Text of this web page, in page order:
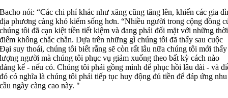
Bacho nói: “Các chi phí khác như xăng cũng tăng lên, khiến các gia
địa phương càng khó kiếm sống hơn. “Nhiều người trong cộng đồng
chúng tôi đã cạn kiệt tiền tiết kiệm và đang phải đối mặt với những thời
điểm không chắc chắn. Dựa trên những gì chúng tôi đã thấy sau cuộc
Đại suy thoái, chúng tôi biết rằng sẽ còn rất lâu nữa chúng tôi mới thấy
lượng người mà chúng tôi phục vụ giảm xuống theo bất kỳ cách nào
đáng kể - nếu có. Chúng tôi phải gồng mình để phục hồi lâu dài - và
đó có nghĩa là chúng tôi phải tiếp tục huy động đủ tiền để đáp ứng nhu
cầu ngày càng cao này. "